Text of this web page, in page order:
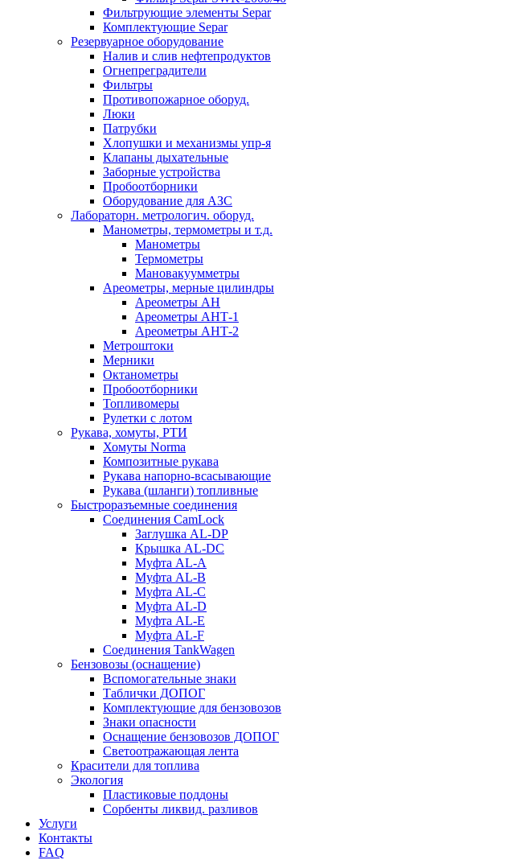
Фильтрующие элементы Separ
Комплектующие Separ
Резервуарное оборудование
Налив и слив нефтепродуктов
Огнепреградители
Фильтры
Противопожарное оборуд.
Люки
Патрубки
Хлопушки и механизмы упр-я
Клапаны дыхательные
Заборные устройства
Пробоотборники
Оборудование для АЗС
Лабораторн. метрологич. оборуд.
Манометры, термометры и т.д.
Манометры
Термометры
Мановакуумметры
Ареометры, мерные цилиндры
Ареометры АН
Ареометры АНТ-1
Ареометры АНТ-2
Метроштоки
Мерники
Октанометры
Пробоотборники
Топливомеры
Рулетки с лотом
Рукава, хомуты, РТИ
Хомуты Norma
Композитные рукава
Рукава напорно-всасывающие
Рукава (шланги) топливные
Быстроразъемные соединения
Соединения CamLock
Заглушка AL-DP
Крышка AL-DC
Муфта AL-A
Муфта AL-B
Муфта AL-C
Муфта AL-D
Муфта AL-E
Муфта AL-F
Соединения TankWagen
Бензовозы (оснащение)
Вспомогательные знаки
Таблички ДОПОГ
Комплектующие для бензовозов
Знаки опасности
Оснащение бензовозов ДОПОГ
Светоотражающая лента
Красители для топлива
Экология
Пластиковые поддоны
Сорбенты ликвид. разливов
Услуги
Контакты
FAQ